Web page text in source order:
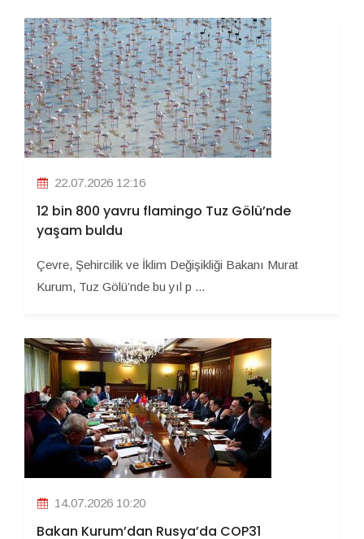
22.07.2026 12:16
12 bin 800 yavru flamingo Tuz Gölü’nde
yaşam buldu
Çevre, Şehircilik ve İklim Değişikliği Bakanı Murat
Kurum, Tuz Gölü’nde bu yıl p ...
14.07.2026 10:20
Bakan Kurum’dan Rusya’da COP31